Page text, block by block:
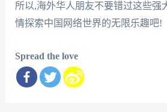
所以,海外华人朋友不要错过这些强
情探索中国网络世界的无限乐趣吧!
Spread the love